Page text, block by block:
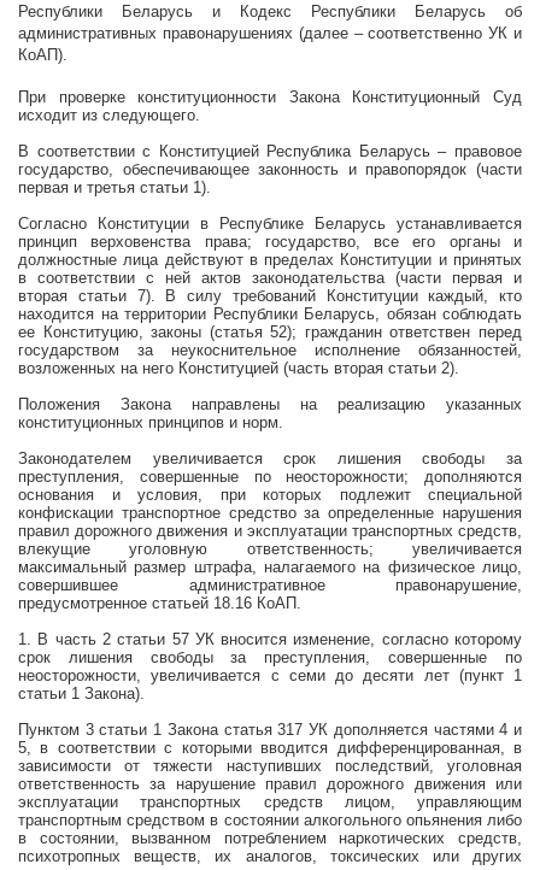
Республики Беларусь и Кодекс Республики Беларусь об
административных правонарушениях (далее – соответственно УК и
КоАП).
При проверке конституционности Закона Конституционный Суд
исходит из следующего.
В соответствии с Конституцией Республика Беларусь – правовое
государство, обеспечивающее законность и правопорядок (части
первая и третья статьи 1).
Согласно Конституции в Республике Беларусь устанавливается
принцип верховенства права; государство, все его органы и
должностные лица действуют в пределах Конституции и принятых
в соответствии с ней актов законодательства (части первая и
вторая статьи 7). В силу требований Конституции каждый, кто
находится на территории Республики Беларусь, обязан соблюдать
ее Конституцию, законы (статья 52); гражданин ответствен перед
государством за неукоснительное исполнение обязанностей,
возложенных на него Конституцией (часть вторая статьи 2).
Положения Закона направлены на реализацию указанных
конституционных принципов и норм.
Законодателем увеличивается срок лишения свободы за
преступления, совершенные по неосторожности; дополняются
основания и условия, при которых подлежит специальной
конфискации транспортное средство за определенные нарушения
правил дорожного движения и эксплуатации транспортных средств,
влекущие уголовную ответственность; увеличивается
максимальный размер штрафа, налагаемого на физическое лицо,
совершившее административное правонарушение,
предусмотренное статьей 18.16 КоАП.
1. В часть 2 статьи 57 УК вносится изменение, согласно которому
срок лишения свободы за преступления, совершенные по
неосторожности, увеличивается с семи до десяти лет (пункт 1
статьи 1 Закона).
Пунктом 3 статьи 1 Закона статья 317 УК дополняется частями 4 и
5, в соответствии с которыми вводится дифференцированная, в
зависимости от тяжести наступивших последствий, уголовная
ответственность за нарушение правил дорожного движения или
эксплуатации транспортных средств лицом, управляющим
транспортным средством в состоянии алкогольного опьянения либо
в состоянии, вызванном потреблением наркотических средств,
психотропных веществ, их аналогов, токсических или других